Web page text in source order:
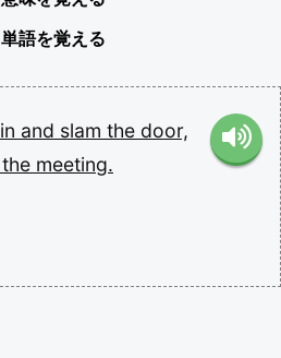
単語を覚える
in and slam the door,
the meeting.